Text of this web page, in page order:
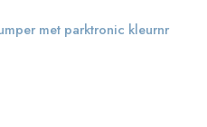
met parktronic kleurnr